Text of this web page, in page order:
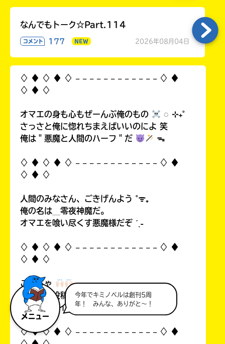
メニュー
今年でキミノベルは創刊5周
年！ みんな、ありがと～！
なんでもトーク☆Part.114
コメント 177 NEW 2026年08月04日
♢ ♦︎ ♢ ♦︎ ♢ 𓐄 𓐄 𓐄 𓐄 𓐄 𓐄 𓐄 𓐄 𓐄 𓐄 𓐄 𓐄 ♢ ♦︎
♢ ♦︎ ♢
オマエの身も心もぜーんぶ俺のもの
◌ ⊹₊˚
さっさと俺に惚れちまえばいいのによ 笑
俺は＂悪魔と人間のハーフ＂だ
ᯓ
♢ ♦︎ ♢ ♦︎ ♢ 𓐄 𓐄 𓐄 𓐄 𓐄 𓐄 𓐄 𓐄 𓐄 𓐄 𓐄 𓐄 ♢ ♦︎
♢ ♦︎ ♢
人間のみなさん、ごきげんよう ˚ᯤ₊
俺の名は＿零夜神魔だ。
オマエを喰い尽くす悪魔様だぞ ˊˎ˗
♢ ♦︎ ♢ ♦︎ ♢ 𓐄 𓐄 𓐄 𓐄 𓐄 𓐄 𓐄 𓐄 𓐄 𓐄 𓐄 𓐄 ♢ ♦︎
♢ ♦︎ ♢
こんちゃ
自分の初投稿を見て俺思ったんすよ…！
中1なのにイタいって！((
♢ ♦︎ ♢ ♦︎ ♢ 𓐄 𓐄 𓐄 𓐄 𓐄 𓐄 𓐄 𓐄 𓐄 𓐄 𓐄 𓐄 ♢ ♦︎